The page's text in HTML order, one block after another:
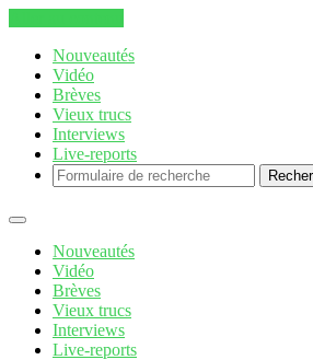
Nouveautés
Vidéo
Brèves
Vieux trucs
Interviews
Live-reports
Nouveautés
Vidéo
Brèves
Vieux trucs
Interviews
Live-reports